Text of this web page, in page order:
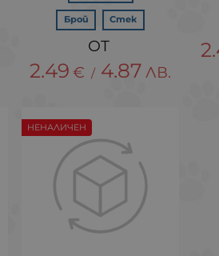
Брой Стек
2.49 € / 4.87 ЛВ.
НЕНАЛИЧЕН